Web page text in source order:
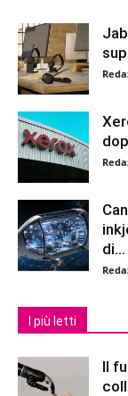
di...
I più letti
Il